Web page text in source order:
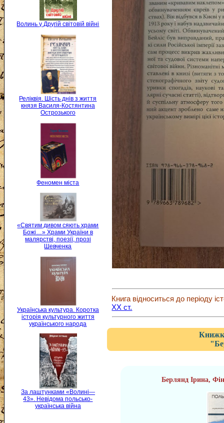
Волинь у Другій світовій війні
Реліквія. Шість днів з життя
князя Василя-Костянтина
Острозького
Феномен міста
«Святим дивом сяють храми
Божі…» Храми України в
малярстві, поезії, прозі
Шевченка
Українська культура. Коротка
історія культурного життя
українського народа
За лаштунками «Волині—
43». Невідома польсько-
українська війна
Книга відноситься до періоду
XX ст.
Берлянд Ірина,